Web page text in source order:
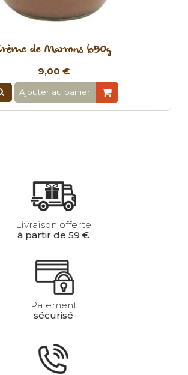
de Marrons 650g
9,00 €
Ajouter au panier
Livraison offerte
à partir de 59 €
Paiement
sécurisé